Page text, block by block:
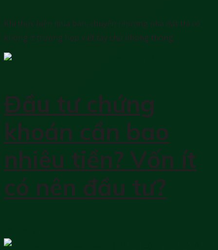
Khi thực hiện mua bán, chuyển nhượng nhà đất thì có
không ít trường hợp viết tay chứ không thông...
Đầu tư chứng
khoán cần bao
nhiêu tiền? Vốn ít
có nên đầu tư?